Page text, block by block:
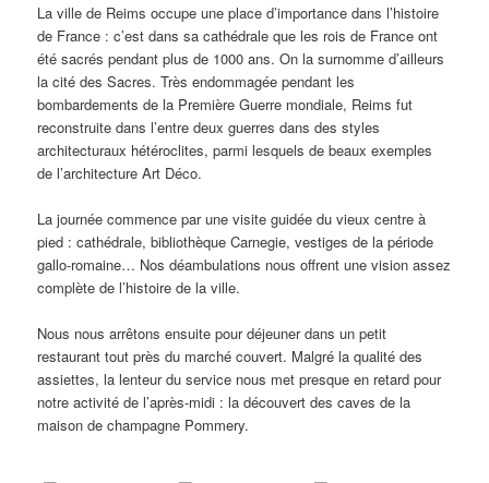
La ville de Reims occupe une place d’importance dans l’histoire
de France : c’est dans sa cathédrale que les rois de France ont
été sacrés pendant plus de 1000 ans. On la surnomme d’ailleurs
la cité des Sacres. Très endommagée pendant les
bombardements de la Première Guerre mondiale, Reims fut
reconstruite dans l’entre deux guerres dans des styles
architecturaux hétéroclites, parmi lesquels de beaux exemples
de l’architecture Art Déco.
La journée commence par une visite guidée du vieux centre à
pied : cathédrale, bibliothèque Carnegie, vestiges de la période
gallo-romaine… Nos déambulations nous offrent une vision assez
complète de l’histoire de la ville.
Nous nous arrêtons ensuite pour déjeuner dans un petit
restaurant tout près du marché couvert. Malgré la qualité des
assiettes, la lenteur du service nous met presque en retard pour
notre activité de l’après-midi : la découvert des caves de la
maison de champagne Pommery.